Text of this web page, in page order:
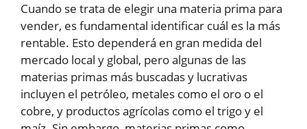
Cuando se trata de elegir una materia prima para
vender, es fundamental identificar cuál es la más
rentable. Esto dependerá en gran medida del
mercado local y global, pero algunas de las
materias primas más buscadas y lucrativas
incluyen el petróleo, metales como el oro o el
cobre, y productos agrícolas como el trigo y el